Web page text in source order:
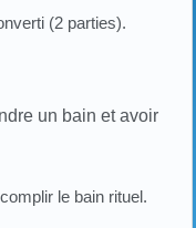
(2 parties).
un bain et avoir
le bain rituel.